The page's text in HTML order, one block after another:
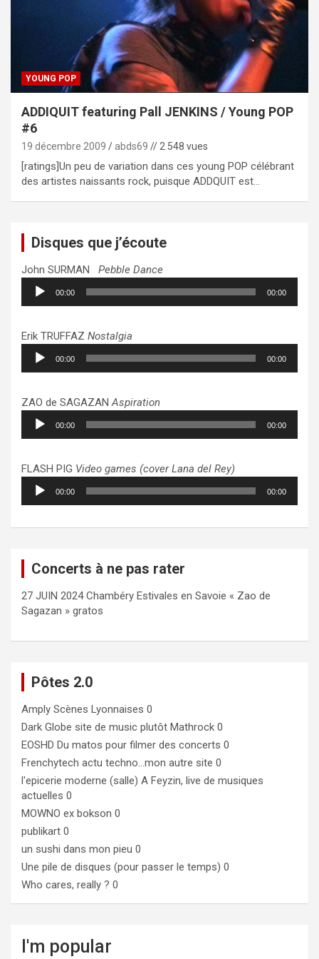
YOUNG POP
ADDIQUIT featuring Pall JENKINS / Young POP
#6
19 décembre 2009 abds69 // 2 548 vues
[ratings]Un peu de variation dans ces young POP célébrant
des artistes naissants rock, puisque ADDQUIT est…
Disques que j’écoute
John SURMAN Pebble Dance
Lecteur
audio
00:00 00:00
Erik TRUFFAZ Nostalgia
Lecteur
audio
00:00 00:00
ZAO de SAGAZANAspiration
Lecteur
audio
00:00 00:00
FLASH PIG Video games (cover Lana del Rey)
Lecteur
audio
00:00 00:00
Concerts à ne pas rater
27 JUIN 2024 Chambéry Estivales en Savoie « Zao de
Sagazan » gratos
Pôtes 2.0
Amply Scènes Lyonnaises 0
Dark Globe site de music plutôt Mathrock 0
EOSHD Du matos pour filmer des concerts 0
Frenchytech actu techno…mon autre site 0
l'epicerie moderne (salle) A Feyzin, live de musiques
actuelles 0
MOWNO ex bokson 0
publikart 0
un sushi dans mon pieu 0
Une pile de disques (pour passer le temps) 0
Who cares, really ? 0
I'm popular